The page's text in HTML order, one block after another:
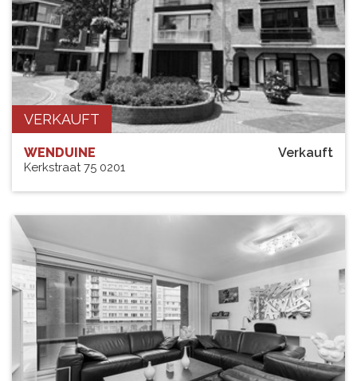
VERKAUFT
Verkauft
WENDUINE
Kerkstraat 75 0201